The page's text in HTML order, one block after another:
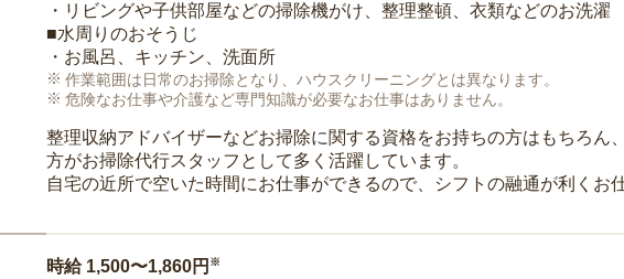
・リビングや子供部屋などの掃除機がけ、整理整頓、衣類などのお洗濯
■水周りのおそうじ
・お風呂、キッチン、洗面所
作業範囲は日常のお掃除となり、ハウスクリーニングとは異なります。
危険なお仕事や介護など専門知識が必要なお仕事はありません。
整理収納アドバイザーなどお掃除に関する資格をお持ちの方はもちろん
方がお掃除代行スタッフとして多く活躍しています。
自宅の近所で空いた時間にお仕事ができるので、シフトの融通が利くお
時給 1,500〜1,860円 ※